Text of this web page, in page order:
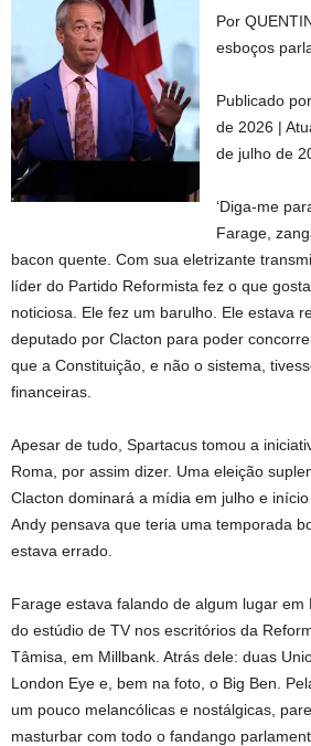
Por
esboços
Publicado
de 2026 |
de julho de
‘Diga-me
Farage,
bacon quente. Com sua eletrizante
líder do Partido Reformista fez o que
noticiosa. Ele fez um barulho. Ele estava
deputado por Clacton para poder
que a Constituição, e não o sistema,
financeiras.
Apesar de tudo, Spartacus tomou a
Roma, por assim dizer. Uma eleição
Clacton dominará a mídia em julho e
Andy pensava que teria uma temporada
estava errado.
Farage estava falando de algum lugar
do estúdio de TV nos escritórios da
Tâmisa, em Millbank. Atrás dele: duas
London Eye e, bem na foto, o Big Ben.
um pouco melancólicas e nostálgicas,
masturbar com todo o fandango